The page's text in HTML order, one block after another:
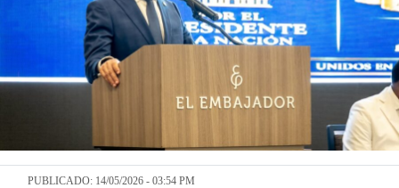
PUBLICADO: 14/05/2026 - 03:54 PM